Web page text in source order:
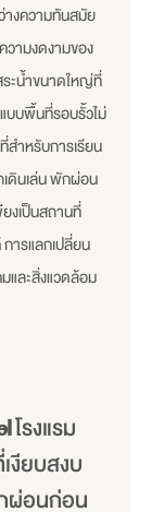
างความทันสมัย
วามงดงามของ
ะน้ำขนาดใหญ่ที่
บบพื้นที่รอบรั้วไม่
สำหรับการเรียน
ดินเล่น พักผ่อน
งเป็นสถานที่
ารแลกเปลี่ยน
และสิ่งแวดล้อม
โรงแรม
งียบสงบ
ผ่อนก่อน